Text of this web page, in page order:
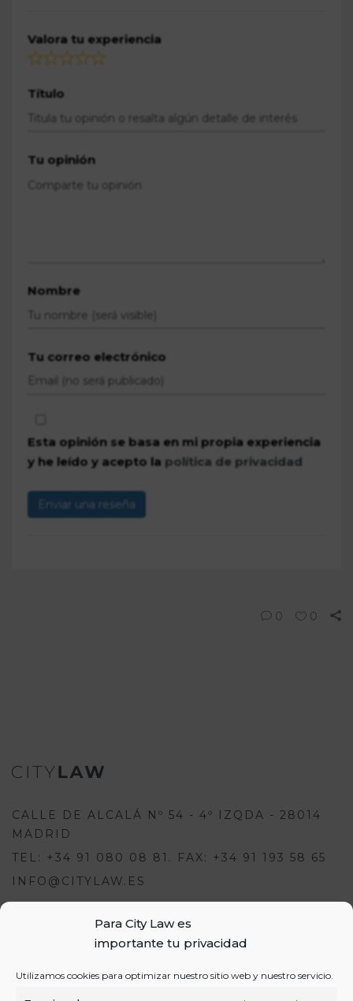
Para City Law es
importante tu privacidad
Utilizamos cookies para optimizar nuestro sitio web y nuestro servicio.
Para escribir una opinión debes
estar registrado e iniciar sesión:
REGÍSTRATE INICIA SESIÓN
Valora tu experiencia
Título
Tu opinión
Nombre
Tu correo electrónico
Esta opinión se basa en mi propia experiencia
y he leído y acepto la política de privacidad
Enviar una reseña
0 0
CALLE DE ALCALÁ Nº 54 - 4º IZQDA - 28014
MADRID
TEL: +34 91 080 08 81. FAX: +34 91 193 58 65
INFO@CITYLAW.ES